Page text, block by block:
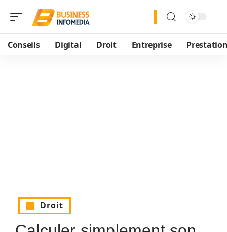
Conseils Digital Droit Entreprise
Droit